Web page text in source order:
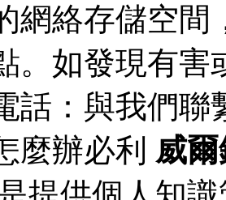
網絡存儲空間
。如發現有害
話：與我們聯
麼辦必利 威